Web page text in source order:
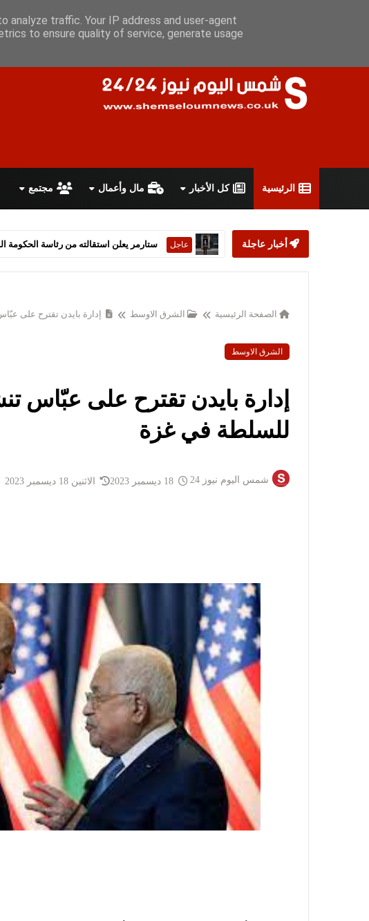
سياسة الخصوصية اتفاقية الاستخدام أعلن معانا
الرئيسية كل الأخبار مال وأعمال مجتمع
أخبار عاجلة عاجل ستارمر يعلن استقالته من رئاسة الحكومة
الصفحة الرئيسية الشرق الاوسط إدارة بايدن تقترح على
الشرق الاوسط
إدارة بايدن تقترح على عبّاس
للسلطة في غزة
شمس اليوم نيوز 24 الاثنين 18 ديسمبر 2023
traffic. Your IP address and user-agent
to ensure quality of service, generate usage